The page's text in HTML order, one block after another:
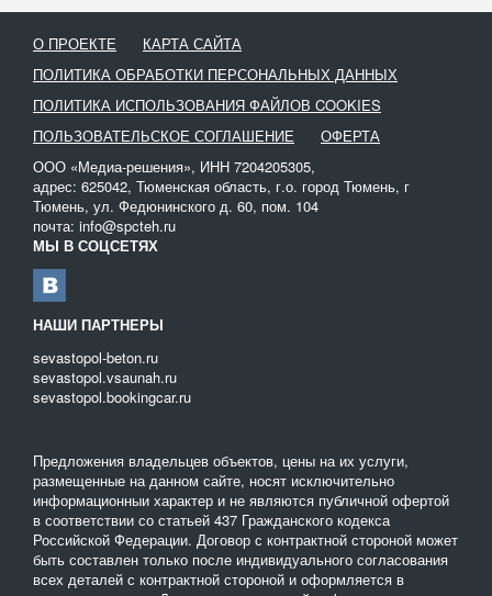
каталоге есть КАМАЗы-вездеходы с усиленной опорной рамой,
системой дополнительной стабилизации.
Перевозка блоковиз бетона, железобетона, пеноматериалов
— обязательный этап любой стройки. Для строительных
компаний, бригад, поставщиков стройматериалов формировать
собственный автопарк не всегда выгодно. Часто достаточно
взять машину на время — на час, смену, несколько дней.
Выбирайте среди предложений от компаний-арендодателей
манипуляторов или опубликуйте заявку на аренду в
соответствующем разделе.
О ПРОЕКТЕ
КАРТА САЙТА
ПОЛИТИКА ОБРАБОТКИ ПЕРСОНАЛЬНЫХ ДАННЫХ
ПОЛИТИКА ИСПОЛЬЗОВАНИЯ ФАЙЛОВ COOKIES
ПОЛЬЗОВАТЕЛЬСКОЕ СОГЛАШЕНИЕ
ОФЕРТА
ООО «Медиа-решения», ИНН 7204205305,
адрес: 625042, Тюменская область, г.о. город Тюмень, г
Тюмень, ул. Федюнинского д. 60, пом. 104
почта: info@spcteh.ru
МЫ В СОЦСЕТЯХ
НАШИ ПАРТНЕРЫ
sevastopol-beton.ru
sevastopol.vsaunah.ru
sevastopol.bookingcar.ru
Предложения владельцев объектов, цены на их услуги,
размещенные на данном сайте, носят исключительно
информационныи характер и не являются публичной офертой
в соответствии со статьей 437 Гражданского кодекса
Российской Федерации. Договор с контрактной стороной может
быть составлен только после индивидуального согласования
всех деталей с контрактной стороной и оформляется в